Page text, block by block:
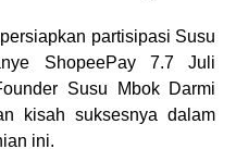
partisipasi Susu
ShopeePay 7.7 Juli
Susu Mbok Darmi
kisah suksesnya dalam
ini.